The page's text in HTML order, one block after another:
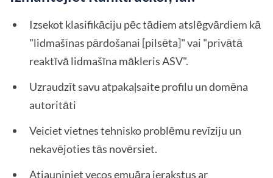
Izsekot klasifikāciju pēc tādiem atslēgvārdiem kā
"lidmašīnas pārdošanai [pilsēta]" vai "privātā
reaktīvā lidmašīna mākleris ASV".
Uzraudzīt savu atpakaļsaite profilu un domēna
autoritāti
Veiciet vietnes tehnisko problēmu revīziju un
nekavējoties tās novērsiet.
Atjauniniet vecos emuāra ierakstus ar